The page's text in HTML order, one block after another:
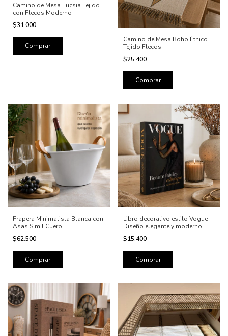
Camino de Mesa Fucsia Tejido
con Flecos Moderno
$31.000
Camino de Mesa Boho Étnico
Tejido Flecos
$25.400
Frapera Minimalista Blanca con
Asas Simil Cuero
$62.500
Comprar
Libro decorativo estilo Vogue –
Diseño elegante y moderno
$15.400